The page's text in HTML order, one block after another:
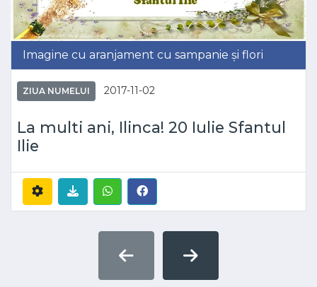
Imagine cu aranjament cu sampanie și flori
ZIUA NUMELUI 2017-11-02
La multi ani, Ilinca! 20 Iulie Sfantul
Ilie